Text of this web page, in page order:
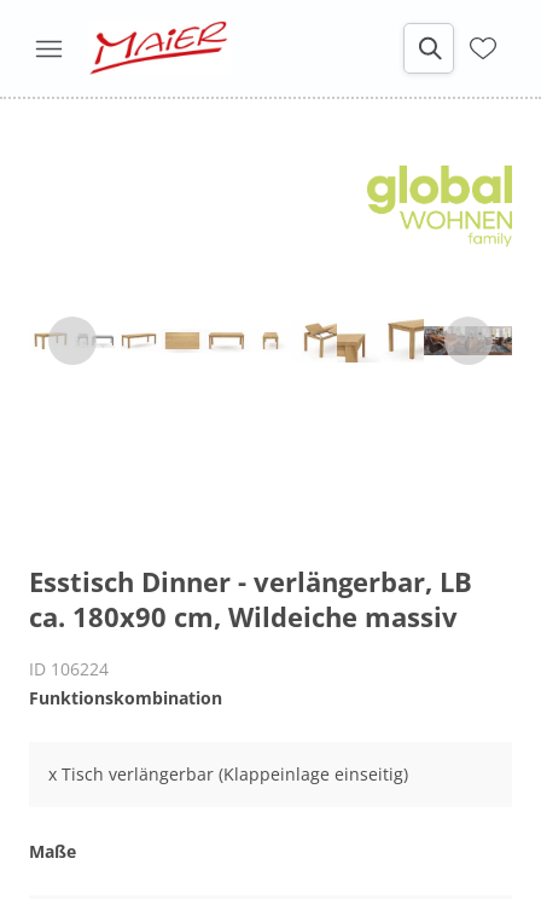
Esstisch Dinner - verlängerbar, LB
ca. 180x90 cm, Wildeiche massiv
ID 106224
Funktionskombination
x Tisch verlängerbar (Klappeinlage einseitig)
Maße